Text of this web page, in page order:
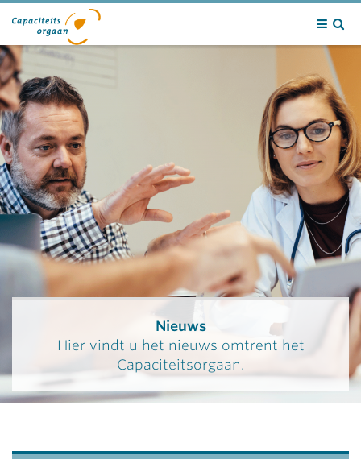
Nieuws
Hier vindt u het nieuws omtrent het
Capaciteitsorgaan.